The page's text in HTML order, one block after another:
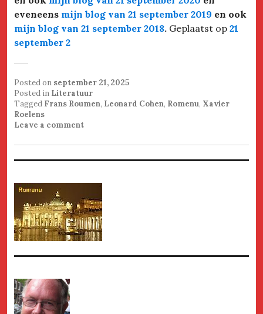
eveneens mijn blog van 21 september 2019 en ook
mijn blog van 21 september 2018. Geplaatst op 21
september 2
Posted on september 21, 2025
Posted in Literatuur
Tagged Frans Roumen, Leonard Cohen, Romenu, Xavier
Roelens
Leave a comment